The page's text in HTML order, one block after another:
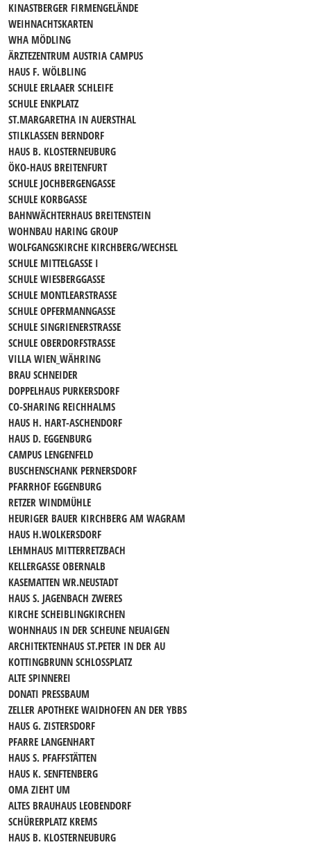
KINASTBERGER FIRMENGELÄNDE
WEIHNACHTSKARTEN
WHA MÖDLING
ÄRZTEZENTRUM AUSTRIA CAMPUS
HAUS F. WÖLBLING
SCHULE ERLAAER SCHLEIFE
SCHULE ENKPLATZ
ST.MARGARETHA IN AUERSTHAL
STILKLASSEN BERNDORF
HAUS B. KLOSTERNEUBURG
ÖKO-HAUS BREITENFURT
SCHULE JOCHBERGENGASSE
SCHULE KORBGASSE
BAHNWÄCHTERHAUS BREITENSTEIN
WOHNBAU HARING GROUP
WOLFGANGSKIRCHE KIRCHBERG/WECHSEL
SCHULE MITTELGASSE I
SCHULE WIESBERGGASSE
SCHULE MONTLEARSTRASSE
SCHULE OPFERMANNGASSE
SCHULE SINGRIENERSTRASSE
SCHULE OBERDORFSTRASSE
VILLA WIEN_WÄHRING
BRAU SCHNEIDER
DOPPELHAUS PURKERSDORF
CO-SHARING REICHHALMS
HAUS H. HART-ASCHENDORF
HAUS D. EGGENBURG
CAMPUS LENGENFELD
BUSCHENSCHANK PERNERSDORF
PFARRHOF EGGENBURG
RETZER WINDMÜHLE
HEURIGER BAUER KIRCHBERG AM WAGRAM
HAUS H.WOLKERSDORF
LEHMHAUS MITTERRETZBACH
KELLERGASSE OBERNALB
KASEMATTEN WR.NEUSTADT
HAUS S. JAGENBACH ZWERES
KIRCHE SCHEIBLINGKIRCHEN
WOHNHAUS IN DER SCHEUNE NEUAIGEN
ARCHITEKTENHAUS ST.PETER IN DER AU
KOTTINGBRUNN SCHLOSSPLATZ
ALTE SPINNEREI
DONATI PRESSBAUM
ZELLER APOTHEKE WAIDHOFEN AN DER YBBS
HAUS G. ZISTERSDORF
PFARRE LANGENHART
HAUS S. PFAFFSTÄTTEN
HAUS K. SENFTENBERG
OMA ZIEHT UM
ALTES BRAUHAUS LEOBENDORF
SCHÜRERPLATZ KREMS
HAUS B. KLOSTERNEUBURG